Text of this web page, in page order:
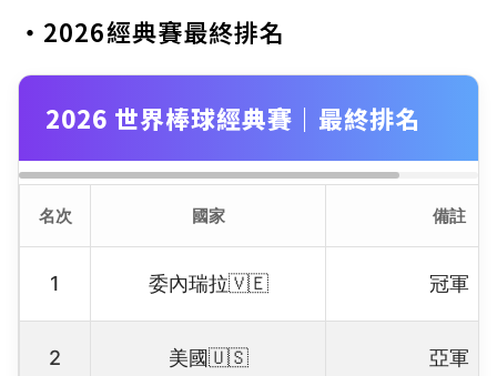
・2026經典賽最終排名
2026 世界棒球經典賽｜最終排名
名次 國家 備註
1 委內瑞拉🇻🇪 冠軍
2 美國🇺🇸 亞軍